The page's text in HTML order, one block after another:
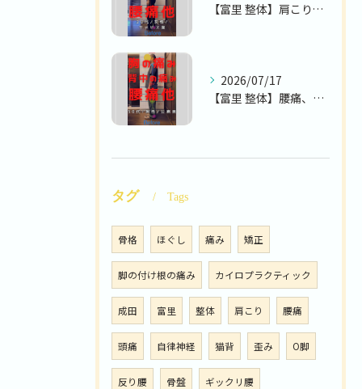
【富里 整体】肩こり、腰痛、首の痛み 他/30代女性/サービ...
2026/07/17
【富里 整体】腰痛、胸の痛み、背中の痛み 他/50代男性/公...
タグ Tags
骨格 ほぐし 痛み 矯正
脚の付け根の痛み カイロプラクティック
成田 富里 整体 肩こり 腰痛
頭痛 自律神経 猫背 歪み O脚
反り腰 骨盤 ギックリ腰